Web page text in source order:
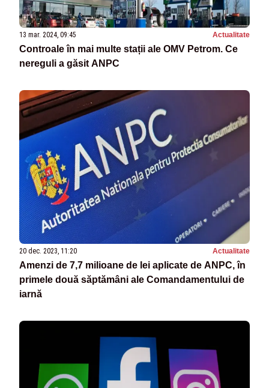
13 mar. 2024, 09:45 Actualitate
Controale în mai multe stații ale OMV Petrom. Ce
nereguli a găsit ANPC
20 dec. 2023, 11:20 Actualitate
Amenzi de 7,7 milioane de lei aplicate de ANPC, în
primele două săptămâni ale Comandamentului de
iarnă